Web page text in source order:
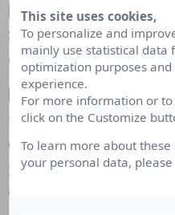
3️⃣ Il vous suffit
Spaces de Culture RP,
étapes indiquées par
4️⃣ Pour demander le
micro qui se trouve en
écran. Cela enverra un
pourra vous faire
conversation.
This site uses cookies,
To personalize and
mainly use statistical data
optimization purposes
experience.
For more information or
click on the Customize
To learn more about
your personal data,